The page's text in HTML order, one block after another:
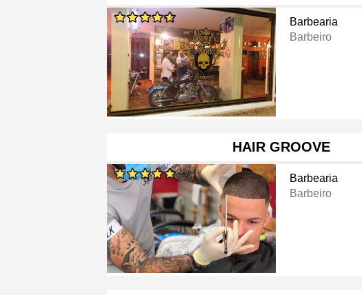
Barbearia
Barbeiro
HAIR GROOVE
Barbearia
Barbeiro